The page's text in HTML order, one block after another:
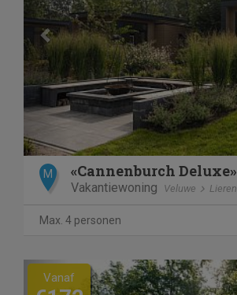
M «Cannenburch Deluxe»
Vakantiewoning Veluwe Lieren
Max. 4 personen
Previous
Vanaf